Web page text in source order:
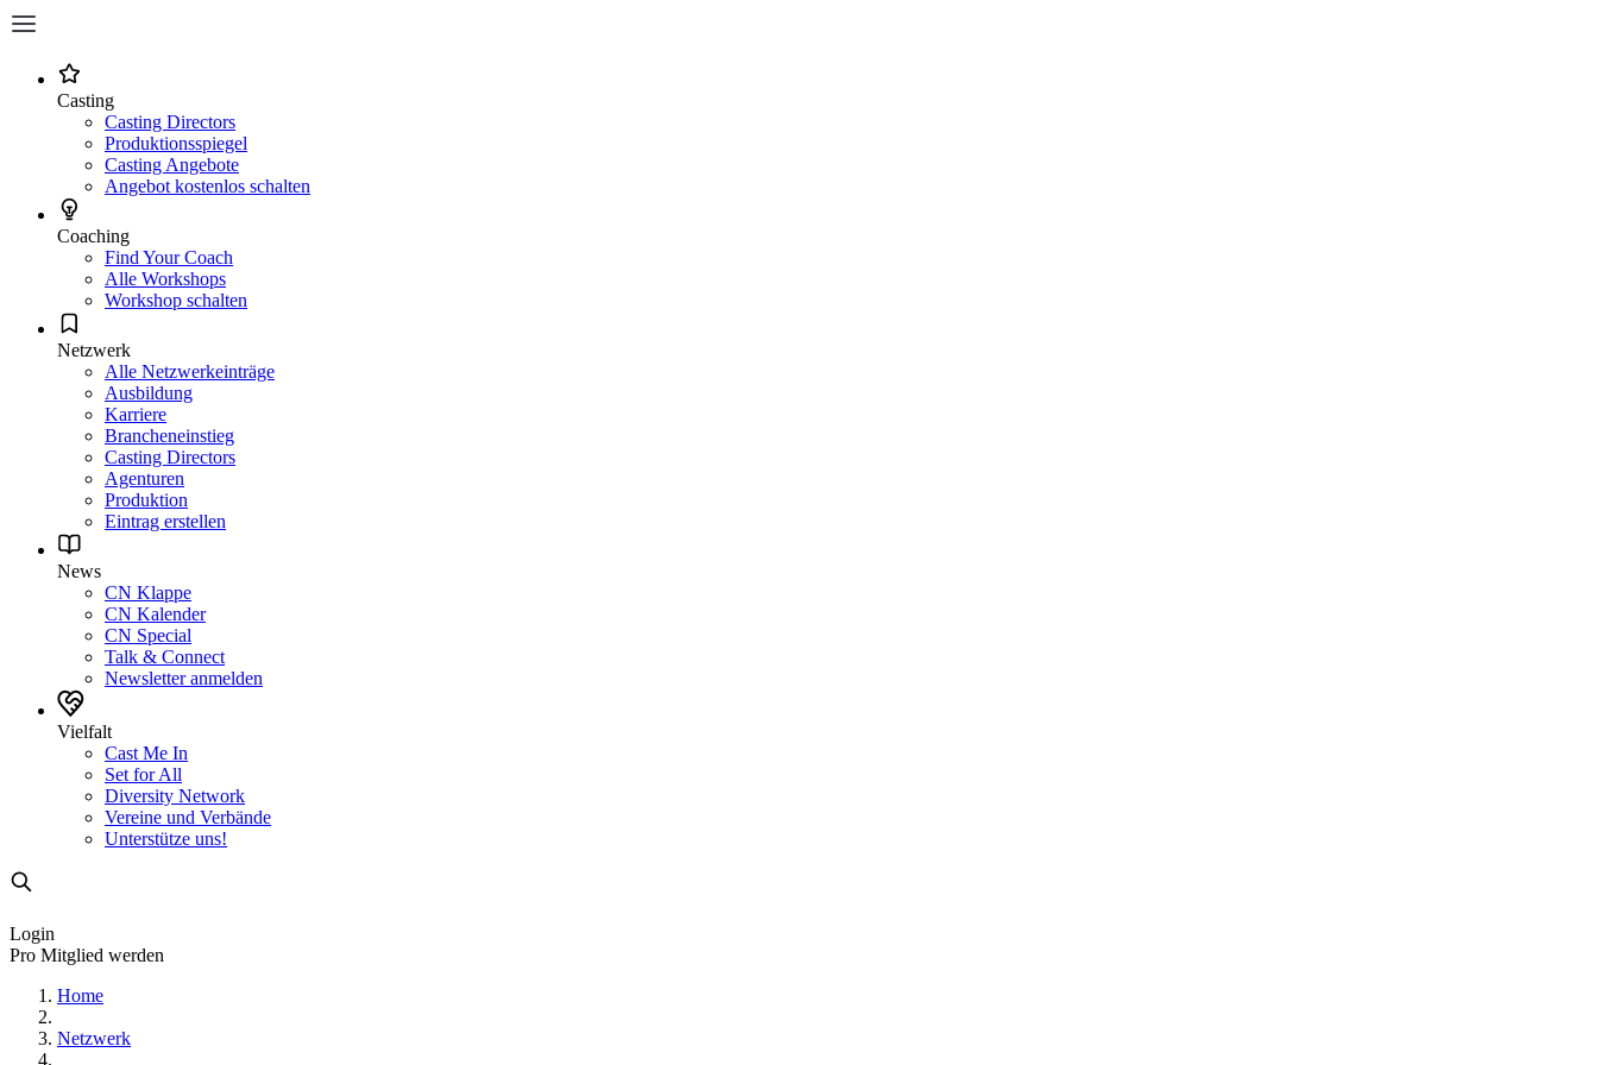
Casting
Casting Directors
Produktionsspiegel
Casting Angebote
Angebot kostenlos schalten
Coaching
Find Your Coach
Alle Workshops
Workshop schalten
Netzwerk
Alle Netzwerkeinträge
Ausbildung
Karriere
Brancheneinstieg
Casting Directors
Agenturen
Produktion
Eintrag erstellen
News
CN Klappe
CN Kalender
CN Special
Talk & Connect
Newsletter anmelden
Vielfalt
Cast Me In
Set for All
Diversity Network
Vereine und Verbände
Unterstütze uns!
Login
Pro Mitglied werden
Home
Netzwerk